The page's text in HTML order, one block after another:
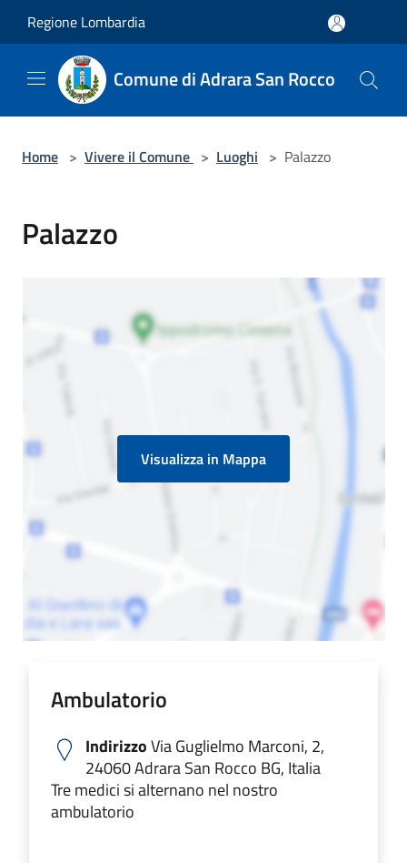
Regione Lombardia
Comune di Adrara San Rocco
Home > Vivere il Comune > Luoghi > Palazzo
Palazzo
Visualizza in Mappa
Ambulatorio
IndirizzoVia Guglielmo Marconi, 2,
24060 Adrara San Rocco BG, Italia
Tre medici si alternano nel nostro
ambulatorio